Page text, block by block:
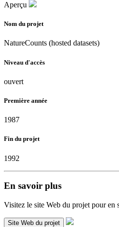
Aperçu
Nom du projet
NatureCounts (hosted datasets)
Niveau d'accès
ouvert
Première année
1987
Fin du projet
1992
En savoir plus
Visitez le site Web du projet pour en
Site Web du projet